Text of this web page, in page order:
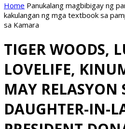
Home Panukalang magbibigay ng
kakulangan ng mga textbook sa
sa Kamara
TIGER WOODS,
LOVELIFE,
MAY RELASYON
DAUGHTER-IN-